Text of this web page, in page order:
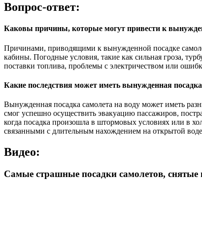
Вопрос-ответ:
Каковы причины, которые могут привести к
Причинами, приводящими к вынужденной посадке
кабины. Погодные условия, такие как сильная гроза,
поставки топлива, проблемы с электричеством или
Какие последствия может иметь вынужденная
Вынужденная посадка самолета на воду может иметь
смог успешно осуществить эвакуацию пассажиров,
когда посадка произошла в штормовых условиях или в
связанными с длительным нахождением на открытой
Видео:
Самые страшные посадки самолетов, снятые